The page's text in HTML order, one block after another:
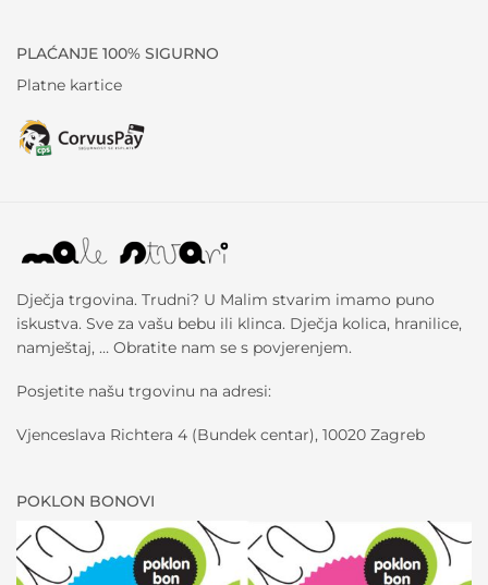
PLAĆANJE 100% SIGURNO
Platne kartice
Dječja trgovina. Trudni? U Malim stvarim imamo puno
iskustva. Sve za vašu bebu ili klinca. Dječja kolica, hranilice,
namještaj, … Obratite nam se s povjerenjem.
Posjetite našu trgovinu na adresi:
Vjenceslava Richtera 4 (Bundek centar), 10020 Zagreb
POKLON BONOVI